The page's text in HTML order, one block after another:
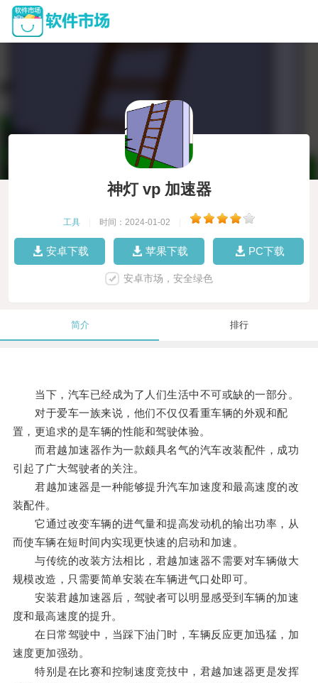
神灯 vp 加速器
工具 时间：2024-01-02
安卓下载 苹果下载 PC下载
安卓市场，安全绿色
简介 排行
当下，汽车已经成为了人们生活中不可或缺的一部分。
对于爱车一族来说，他们不仅仅看重车辆的外观和配
置，更追求的是车辆的性能和驾驶体验。
而君越加速器作为一款颇具名气的汽车改装配件，成功
引起了广大驾驶者的关注。
君越加速器是一种能够提升汽车加速度和最高速度的改
装配件。
它通过改变车辆的进气量和提高发动机的输出功率，从
而使车辆在短时间内实现更快速的启动和加速。
与传统的改装方法相比，君越加速器不需要对车辆做大
规模改造，只需要简单安装在车辆进气口处即可。
安装君越加速器后，驾驶者可以明显感受到车辆的加速
度和最高速度的提升。
在日常驾驶中，当踩下油门时，车辆反应更加迅猛，加
速度更加强劲。
特别是在比赛和控制速度竞技中，君越加速器更是发挥